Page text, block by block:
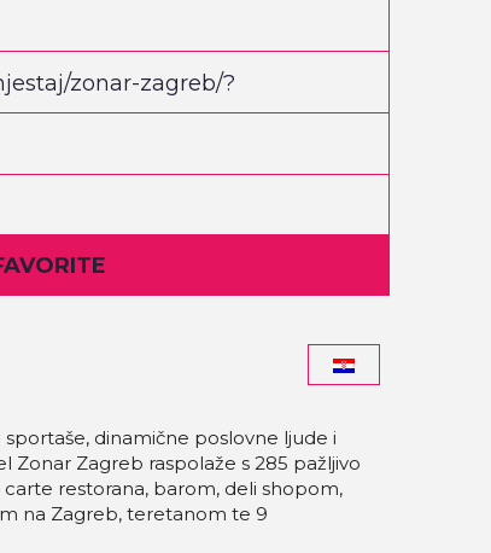
zonar-zagreb/?
dinamične poslovne ljude i
Zonar Zagreb raspolaže s 285 pažljivo
restorana, barom, deli shopom,
na Zagreb, teretanom te 9